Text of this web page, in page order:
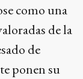
como una
de la
de
ponen su